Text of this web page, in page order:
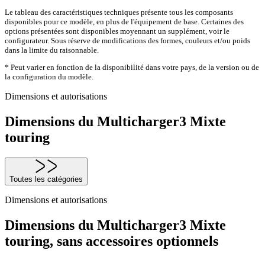
Le tableau des caractéristiques techniques présente tous les composants
disponibles pour ce modèle, en plus de l'équipement de base. Certaines des
options présentées sont disponibles moyennant un supplément, voir le
configurateur. Sous réserve de modifications des formes, couleurs et/ou poids
dans la limite du raisonnable.
* Peut varier en fonction de la disponibilité dans votre pays, de la version ou de
la configuration du modèle.
Dimensions et autorisations
Dimensions du Multicharger3 Mixte
touring
Toutes les catégories
Dimensions et autorisations
Dimensions du Multicharger3 Mixte
touring, sans accessoires optionnels